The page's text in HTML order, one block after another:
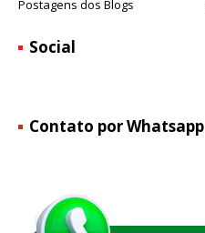
Postagens dos Blogs
Social
Contato por Whatsapp